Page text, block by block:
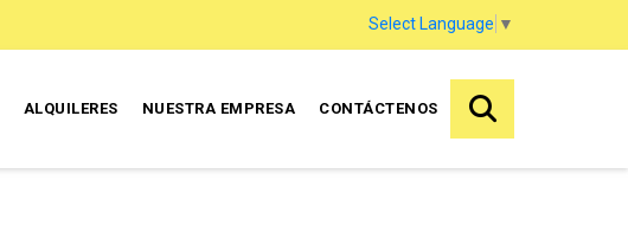
Select Language ▼
ALQUILERES NUESTRA EMPRESA CONTÁCTENOS